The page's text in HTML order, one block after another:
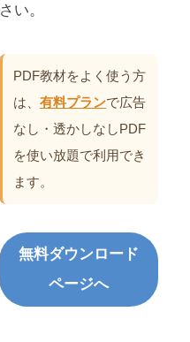
さい。
PDF教材をよく使う方
は、 有料プランで広告
なし・透かしなしPDF
を使い放題で利用でき
ます。
無料ダウンロード
ページへ